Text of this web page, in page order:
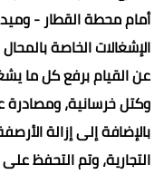
أمام محطة القطار -
الإشغالات الخاصة
عن القيام برفع كل ما
بالإضافة إلى إزالة
التجارية، وتم التحفظ